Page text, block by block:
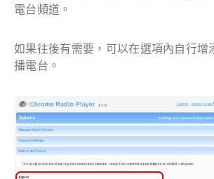
電台頻道。
如果往後有需要，可以在選項內自行增
播電台。